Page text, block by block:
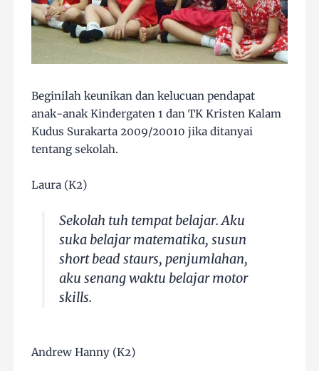
Beginilah keunikan dan kelucuan pendapat
anak-anak Kindergaten 1 dan TK Kristen Kalam
Kudus Surakarta 2009/20010 jika ditanyai
tentang sekolah.
Laura (K2)
Sekolah tuh tempat belajar. Aku
suka belajar matematika, susun
short bead staurs, penjumlahan,
aku senang waktu belajar motor
skills.
Andrew Hanny (K2)